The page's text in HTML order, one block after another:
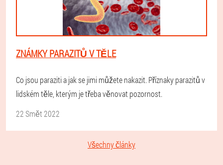
ZNÁMKY PARAZITŮ V TĚLE
Co jsou paraziti a jak se jimi můžete nakazit. Příznaky parazitů v
lidském těle, kterým je třeba věnovat pozornost.
22 Smět 2022
Všechny články